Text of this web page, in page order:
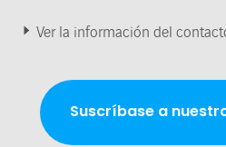
Ver la información del
Suscríbase a